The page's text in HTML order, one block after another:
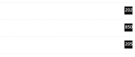
202
850
205